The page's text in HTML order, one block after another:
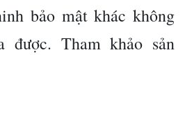
bảo mật khác không
được. Tham khảo sản